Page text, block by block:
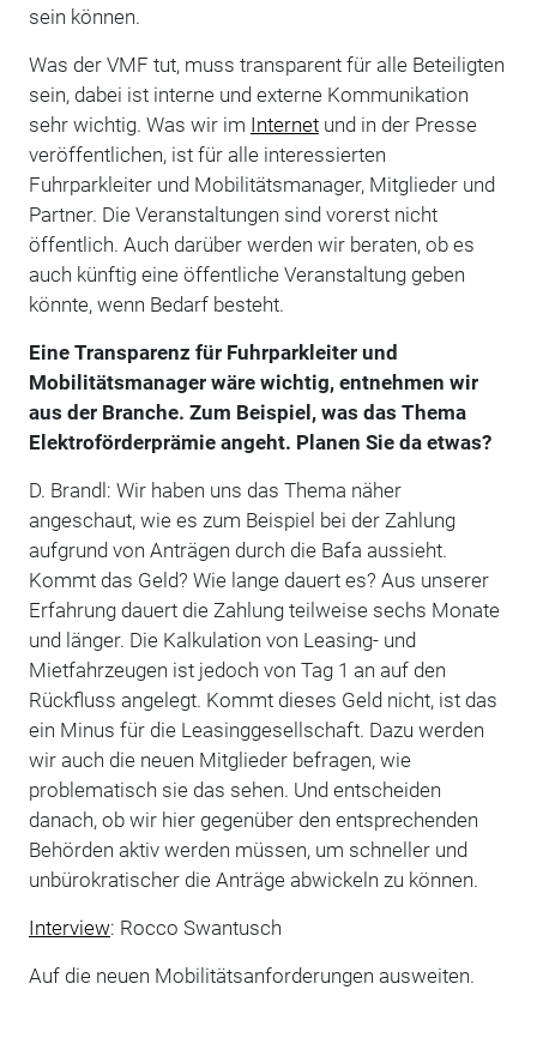
sein können.
Was der VMF tut, muss transparent für alle Beteiligten
sein, dabei ist interne und externe Kommunikation
sehr wichtig. Was wir im Internetund in der Presse
veröffentlichen, ist für alle interessierten
Fuhrparkleiter und Mobilitätsmanager, Mitglieder und
Partner. Die Veranstaltungen sind vorerst nicht
öffentlich. Auch darüber werden wir beraten, ob es
auch künftig eine öffentliche Veranstaltung geben
könnte, wenn Bedarf besteht.
Eine Transparenz für Fuhrparkleiter und
Mobilitätsmanager wäre wichtig, entnehmen wir
aus der Branche. Zum Beispiel, was das Thema
Elektroförderprämie angeht. Planen Sie da etwas?
D. Brandl: Wir haben uns das Thema näher
angeschaut, wie es zum Beispiel bei der Zahlung
aufgrund von Anträgen durch die Bafa aussieht.
Kommt das Geld? Wie lange dauert es? Aus unserer
Erfahrung dauert die Zahlung teilweise sechs Monate
und länger. Die Kalkulation von Leasing- und
Mietfahrzeugen ist jedoch von Tag 1 an auf den
Rückfluss angelegt. Kommt dieses Geld nicht, ist das
ein Minus für die Leasinggesellschaft. Dazu werden
wir auch die neuen Mitglieder befragen, wie
problematisch sie das sehen. Und entscheiden
danach, ob wir hier gegenüber den entsprechenden
Behörden aktiv werden müssen, um schneller und
unbürokratischer die Anträge abwickeln zu können.
Interview: Rocco Swantusch
Auf die neuen Mobilitätsanforderungen ausweiten.